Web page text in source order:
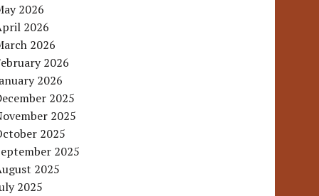
2026
2026
2026
2026
2026
2025
2025
2025
2025
2025
2025